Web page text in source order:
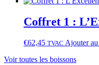
Coffret 1 :
€62,45 TVAC Ajouter
Voir toutes les boissons